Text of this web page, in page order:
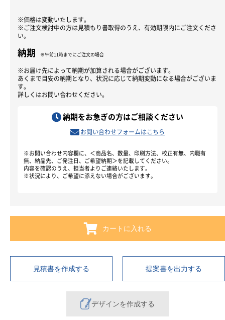
※価格は変動いたします。
※ご注文検討中の方は見積もり書取得のうえ、有効期限内にご注文くださ
い。
納期 ※午前11時までにご注文の場合
※お届け先によって納期が加算される場合がございます。
あくまで目安の納期となり、状況に応じて納期変動になる場合がございま
す。
詳しくはお問い合わせください。
納期をお急ぎの方はご相談ください
お問い合わせフォームはこちら
※お問い合わせ内容欄に、＜商品名、数量、印刷方法、校正有無、内職有
無、納品先、ご発注日、ご希望納期＞を記載してください。
内容を確認のうえ、担当者よりご連絡いたします。
※状況により、ご希望に添えない場合がございます。
カートに入れる
見積書を作成する 提案書を出力する
デザインを作成する